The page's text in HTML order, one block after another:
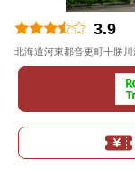
3.9
北海道河東郡音更町十勝川